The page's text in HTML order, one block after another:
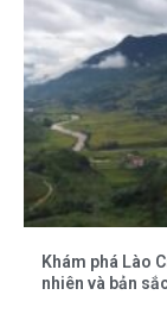
Khám phá Lào
nhiên và bản